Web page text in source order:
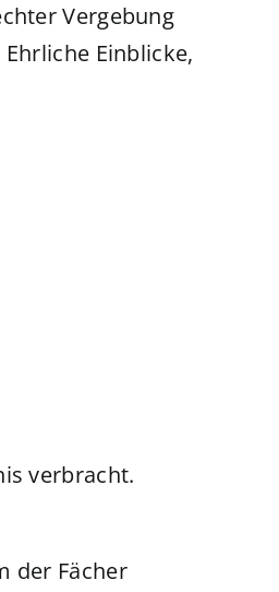
Vergebung
Einblicke,
verbracht.
der Fächer